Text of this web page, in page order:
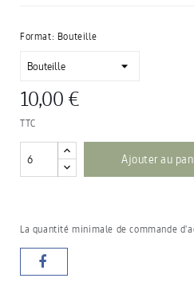
Format: Bouteille
10,00 €
TTC
Ajouter au
La quantité minimale de commande